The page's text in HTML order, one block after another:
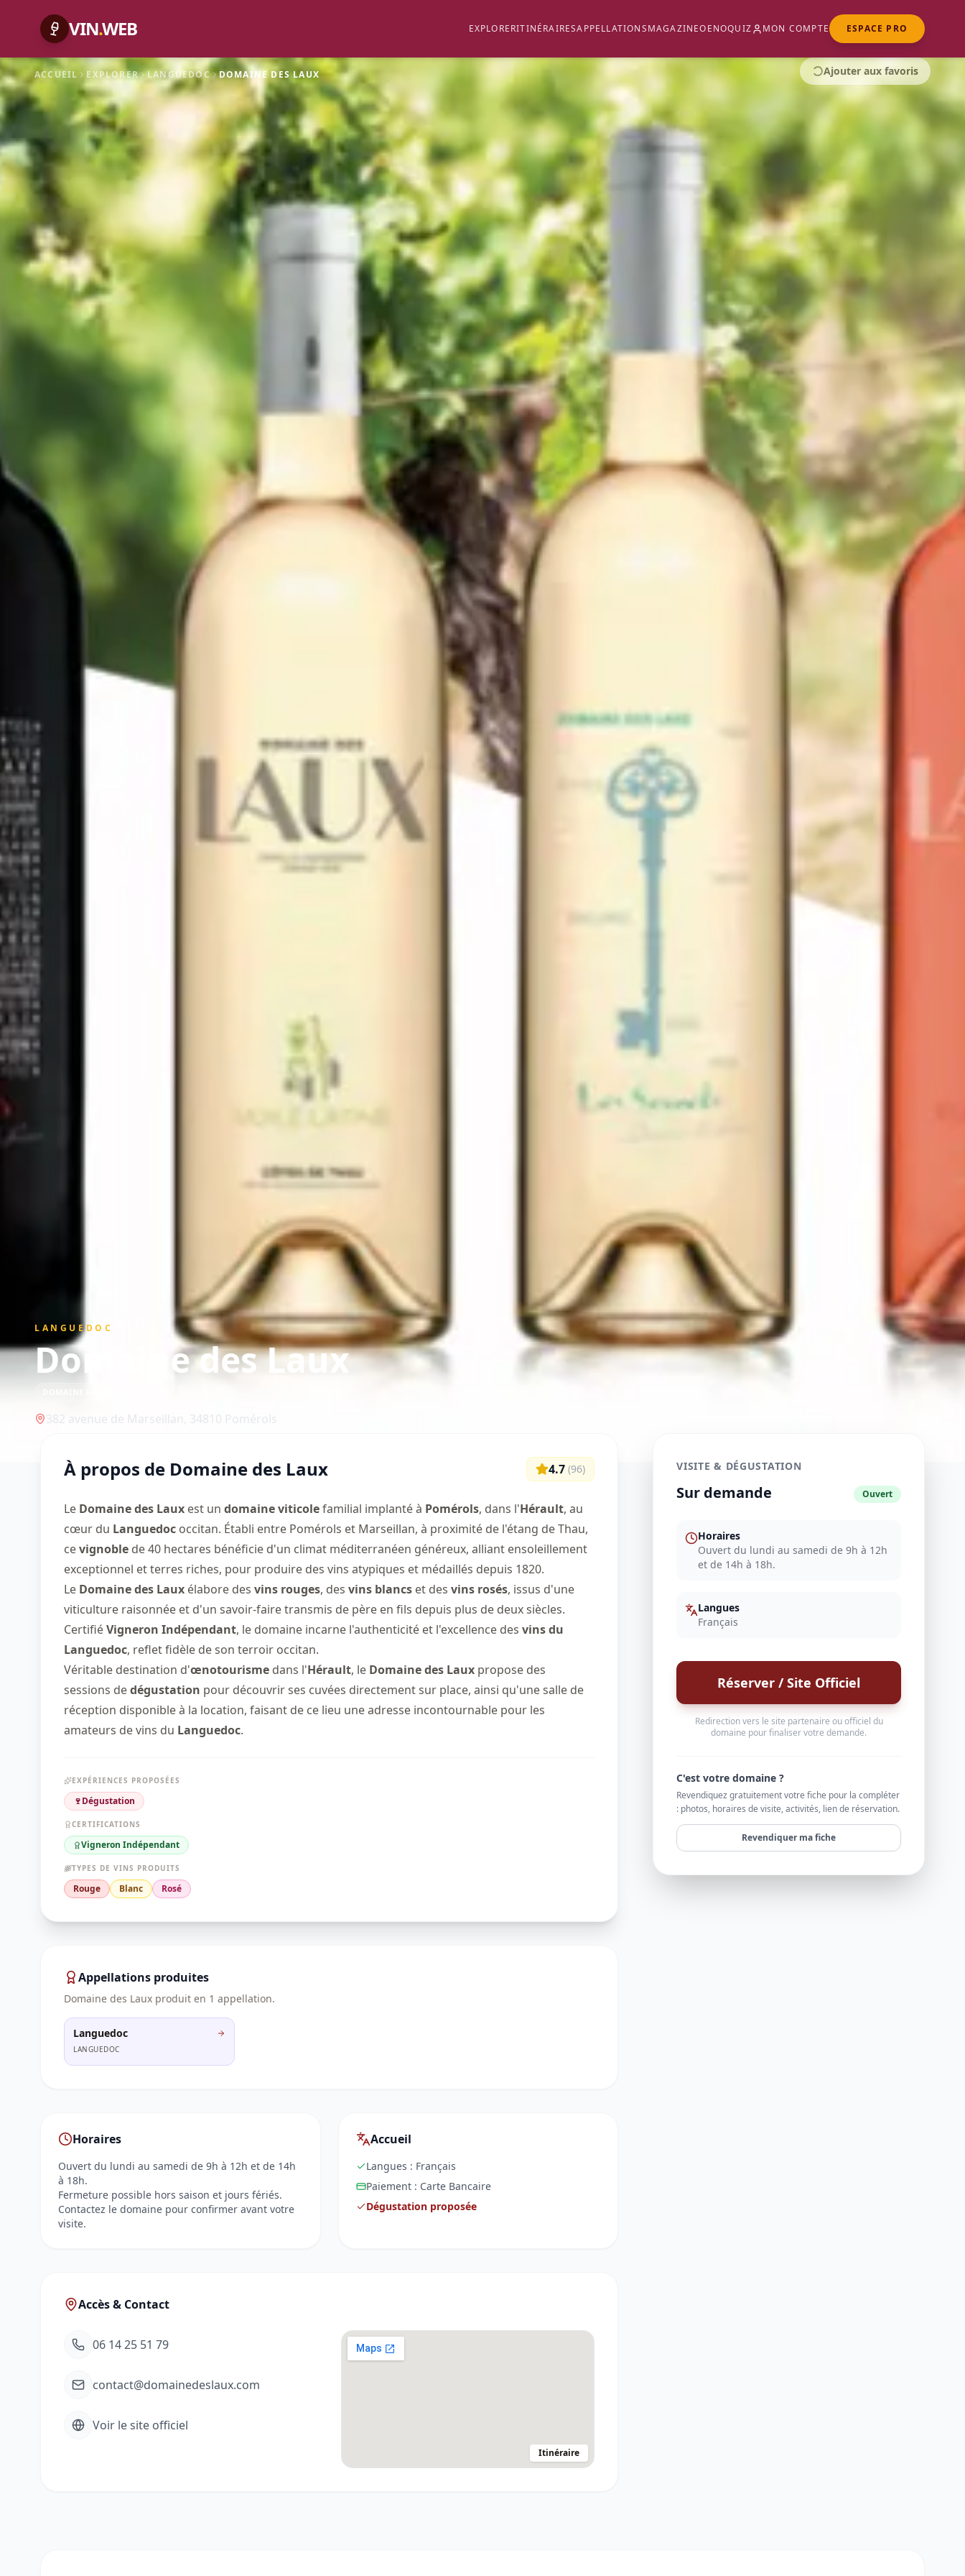
VIN.WEB EXPLORERITINÉRAIRESAPPELLATIONSMAGAZINEOENOQUIZ MON COMPTE ESPACE PRO
ACCUEIL EXPLORER LANGUEDOC DOMAINE DES LAUX Ajouter aux favoris
LANGUEDOC
Domaine des Laux
382 avenue de Marseillan, 34810 Pomérols
À propos de Domaine des Laux 4.7 (96)
Le Domaine des Laux est un domaine viticolefamilial implanté à Pomérols, dans l'Hérault, au
cœur du Languedoc occitan. Établi entre Pomérols et Marseillan, à proximité de l'étang de Thau,
cevignoble de 40 hectares bénéficie d'un climat méditerranéen généreux, alliant ensoleillement
exceptionnel et terres riches, pour produire des vins atypiques et médaillés depuis 1820.
Le Domaine des Laux élabore des vins rouges, des vins blancs et des vins rosés, issus d'une
viticulture raisonnée et d'un savoir-faire transmis de père en fils depuis plus de deux siècles.
CertifiéVigneron Indépendant, le domaine incarne l'authenticité et l'excellence des vins du
Languedoc, reflet fidèle de son terroir occitan.
Véritable destination d'œnotourisme dans l'Hérault, le Domaine des Laux propose des
sessions dedégustation pour découvrir ses cuvées directement sur place, ainsi qu'une salle de
réception disponible à la location, faisant de ce lieu une adresse incontournable pour les
amateurs de vins du Languedoc.
EXPÉRIENCES PROPOSÉES
🍷Dégustation
CERTIFICATIONS
Vigneron Indépendant
TYPES DE VINS PRODUITS
Rouge Blanc Rosé
Appellations produites
Domaine des Laux produit en 1 appellation.
Languedoc
LANGUEDOC
Horaires
Ouvert du lundi au samedi de 9h à 12h et de 14h
à 18h.
Fermeture possible hors saison et jours fériés.
Contactez le domaine pour confirmer avant votre
visite.
Accueil
Langues : Français
Paiement : Carte Bancaire
Dégustation proposée
Accès & Contact
06 14 25 51 79
contact@domainedeslaux.com
Voir le site officiel
Itinéraire
VISITE & DÉGUSTATION
Sur demande Ouvert
Horaires
Ouvert du lundi au samedi de 9h à 12h
et de 14h à 18h.
Langues
Français
Réserver / Site Officiel
Redirection vers le site partenaire ou officiel du
domaine pour finaliser votre demande.
C'est votre domaine ?
Revendiquez gratuitement votre fiche pour la compléter
: photos, horaires de visite, activités, lien de réservation.
Revendiquer ma fiche